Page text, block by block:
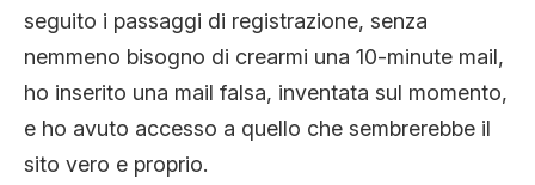
seguito i passaggi di registrazione, senza
nemmeno bisogno di crearmi una 10-minute mail,
ho inserito una mail falsa, inventata sul momento,
e ho avuto accesso a quello che sembrerebbe il
sito vero e proprio.